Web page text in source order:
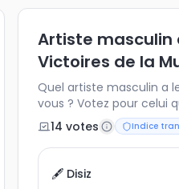
Artiste masculin
Victoires de la
Quel artiste masculin a
vous ? Votez pour celui
14 votes Indice
🖋️ Disiz